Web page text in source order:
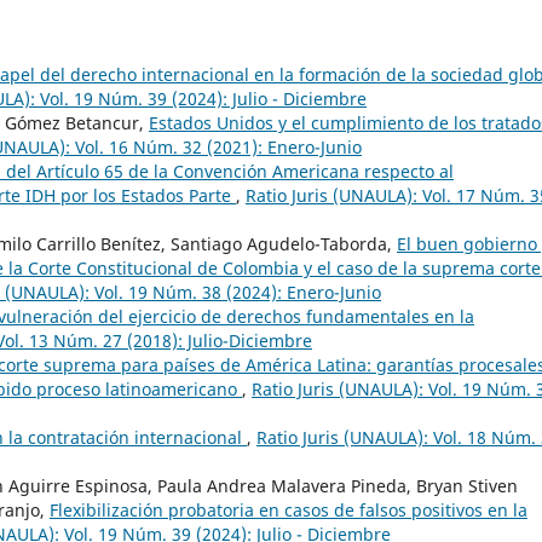
del derecho internacional en la formación de la sociedad
Vol. 19 Núm. 39 (2024): Julio - Diciembre
Betancur, Estados Unidos y el cumplimiento de los
Vol. 16 Núm. 32 (2021): Enero-Junio
del Artículo 65 de la Convención Americana respecto al
IDH por los Estados Parte , Ratio Juris (UNAULA): Vol. 17 Núm.
Carrillo Benítez, Santiago Agudelo-Taborda, El buen gobierno
Corte Constitucional de Colombia y el caso de la suprema
Vol. 19 Núm. 38 (2024): Enero-Junio
del ejercicio de derechos fundamentales en la
13 Núm. 27 (2018): Julio-Diciembre
suprema para países de América Latina: garantías
proceso latinoamericano , Ratio Juris (UNAULA): Vol. 19 Núm.
la contratación internacional , Ratio Juris (UNAULA): Vol. 18 Núm.
Aguirre Espinosa, Paula Andrea Malavera Pineda, Bryan Stiven
Flexibilización probatoria en casos de falsos positivos en la
Vol. 19 Núm. 39 (2024): Julio - Diciembre